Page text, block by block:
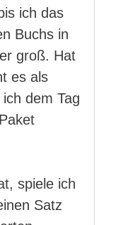
ich das
Buchs in
groß. Hat
es als
dem Tag
spiele ich
Satz